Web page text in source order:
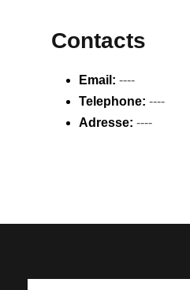
Contacts
Email: ----
Telephone: ----
Adresse: ----